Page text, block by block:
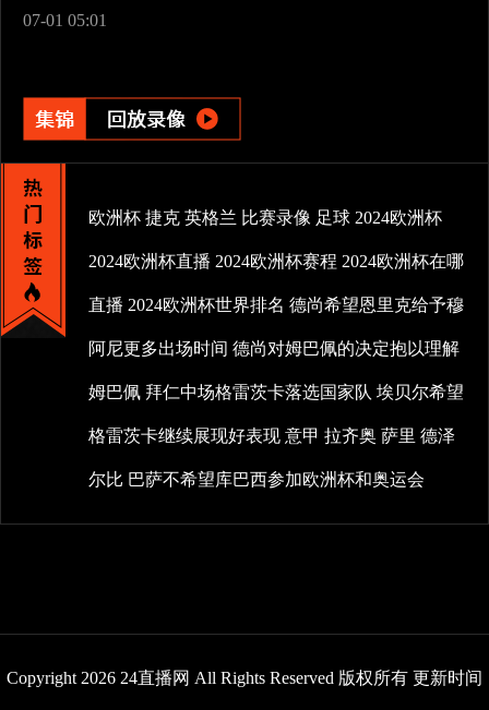
07-01 05:01
欧洲杯 捷克 英格兰 比赛录像 足球 2024欧洲杯
2024欧洲杯直播 2024欧洲杯赛程 2024欧洲杯在哪
直播 2024欧洲杯世界排名 德尚希望恩里克给予穆
阿尼更多出场时间 德尚对姆巴佩的决定抱以理解
姆巴佩 拜仁中场格雷茨卡落选国家队 埃贝尔希望
格雷茨卡继续展现好表现 意甲 拉齐奥 萨里 德泽
尔比 巴萨不希望库巴西参加欧洲杯和奥运会
Copyright 2026 24直播网 All Rights Reserved 版权所有 更新时间